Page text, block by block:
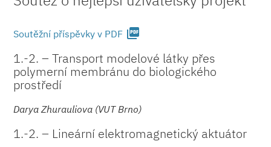
Soutěžní příspěvky v PDF picture_as_pdf
1.-2. – Transport modelové látky přes
polymerní membránu do biologického
prostředí
Darya Zhurauliova (VUT Brno)
1.-2. – Lineární elektromagnetický aktuátor